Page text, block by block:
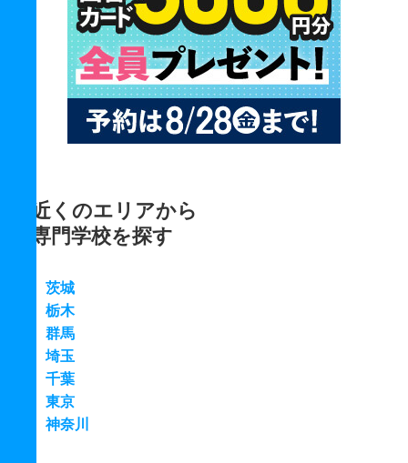
近くのエリアから
専門学校を探す
茨城
栃木
群馬
埼玉
千葉
東京
神奈川